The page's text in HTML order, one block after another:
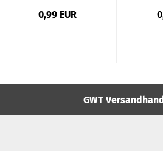
0,99 EUR
GWT